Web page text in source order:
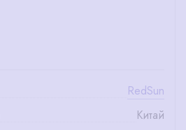
RedSun
Китай